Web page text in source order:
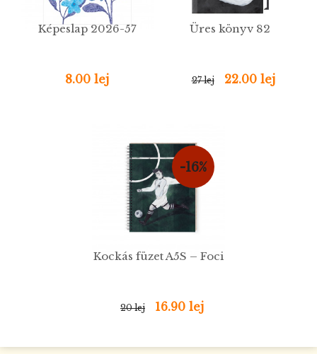
Képeslap 2026-57
8.00 lej
Üres könyv 82
27 lej 22.00 lej
-16%
Kockás füzet A5S – Foci
20 lej 16.90 lej